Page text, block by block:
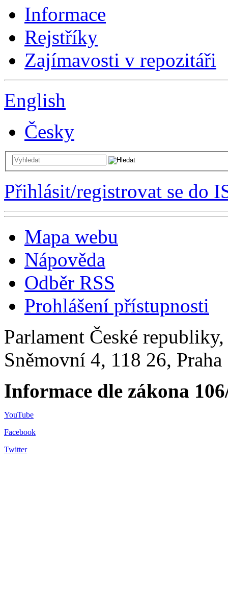
Informace
Rejstříky
Zajímavosti v repozitáři
English
Česky
Přihlásit/registrovat se do
Mapa webu
Nápověda
Odběr RSS
Prohlášení přístupnosti
Parlament České
Sněmovní 4, 118 26,
Informace dle zákona
YouTube
Facebook
Twitter